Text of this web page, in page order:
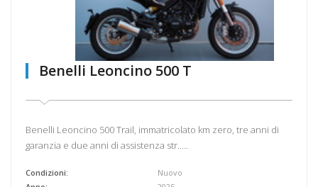
Benelli Leoncino 500 T
Benelli Leoncino 500 Trail, immatricolato km zero, tre anni di
garanzia e due anni di assistenza str.....
Condizioni:
Nuovo